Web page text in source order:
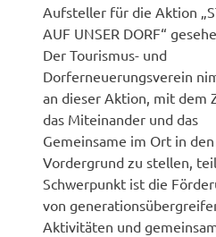
Aufsteller für die Aktion
AUF UNSER DORF“
Der Tourismus- und
Dorferneuerungsverein
an dieser Aktion, mit dem
das Miteinander und das
Gemeinsame im Ort in den
Vordergrund zu stellen, teil.
Schwerpunkt ist die
von
Aktivitäten und